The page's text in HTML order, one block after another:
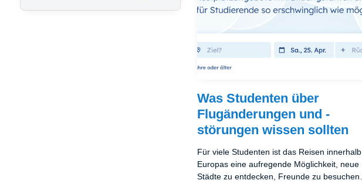
Was Studenten über
Flugänderungen und -
störungen wissen sollten
Für viele Studenten ist das Reisen innerhalb
Europas eine aufregende Möglichkeit, neue
Städte zu entdecken, Freunde zu besuchen